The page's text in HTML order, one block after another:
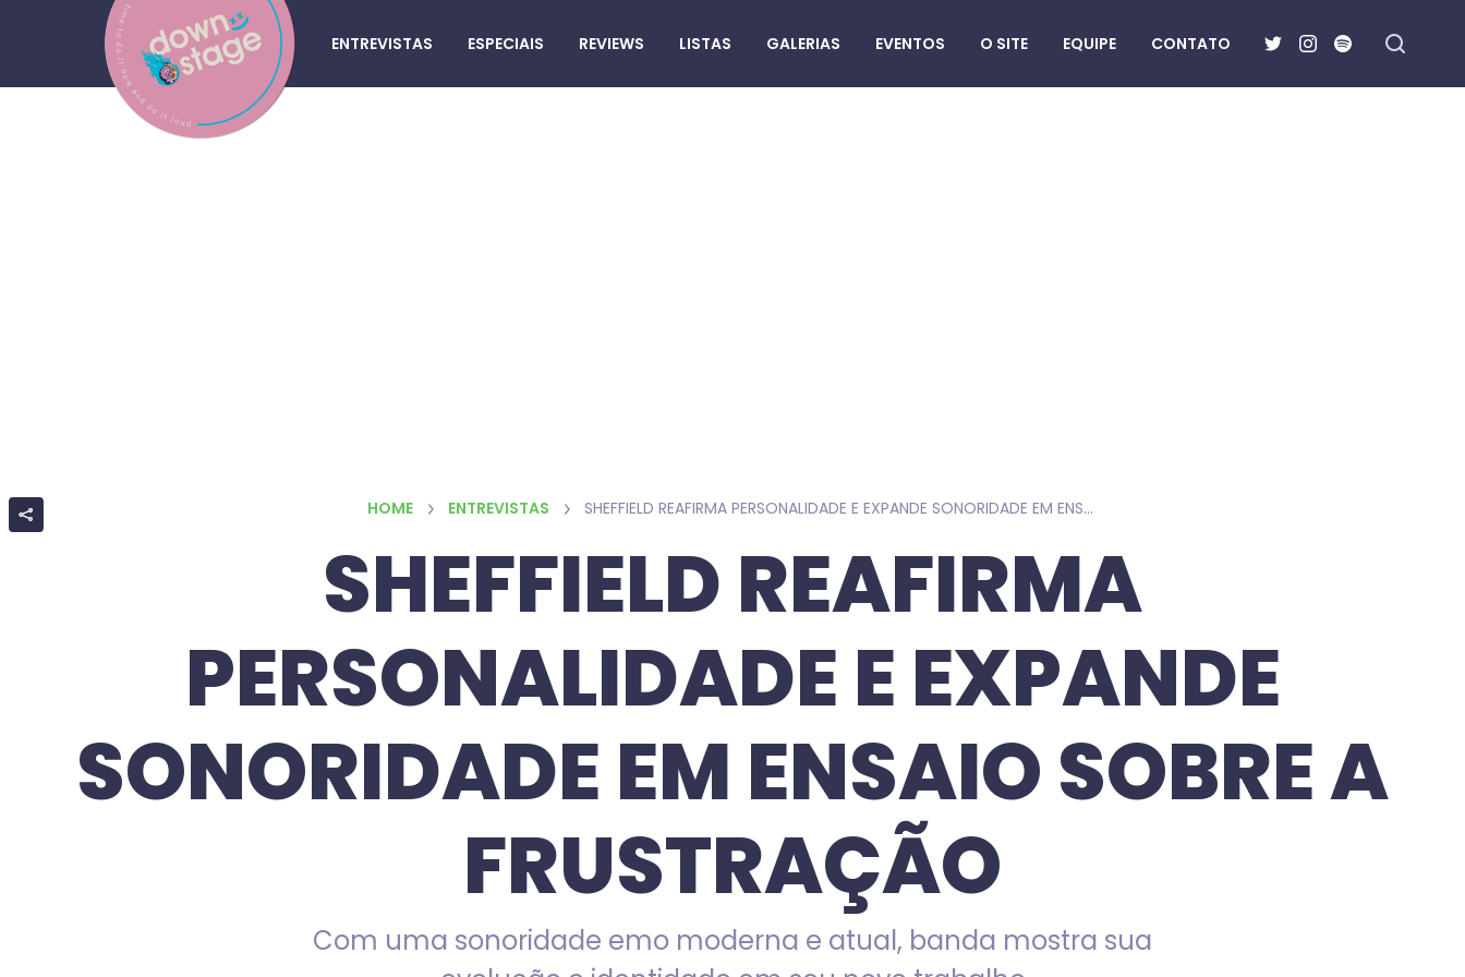
ENTREVISTAS ESPECIAIS REVIEWS LISTAS GALERIAS EVENTOS O SITE EQUIPE CONTATO
HOME ENTREVISTAS SHEFFIELD REAFIRMA PERSONALIDADE E EXPANDE SONORIDADE EM ENSAIO SOBRE A FRUSTRAÇÃO
SHEFFIELD REAFIRMA
PERSONALIDADE E EXPANDE
SONORIDADE EM ENSAIO SOBRE A
FRUSTRAÇÃO
Com uma sonoridade emo moderna e atual, banda mostra sua